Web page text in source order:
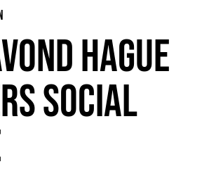
Hague
Social